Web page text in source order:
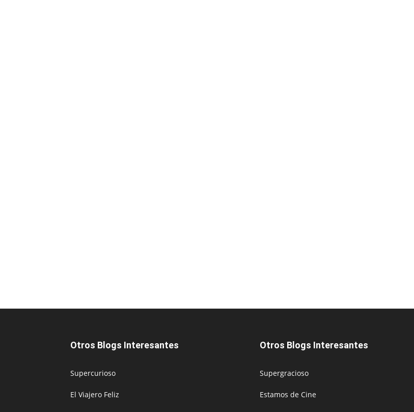
Otros Blogs Interesantes
Supercurioso
El Viajero Feliz
Otros Blogs Interesantes
Supergracioso
Estamos de Cine